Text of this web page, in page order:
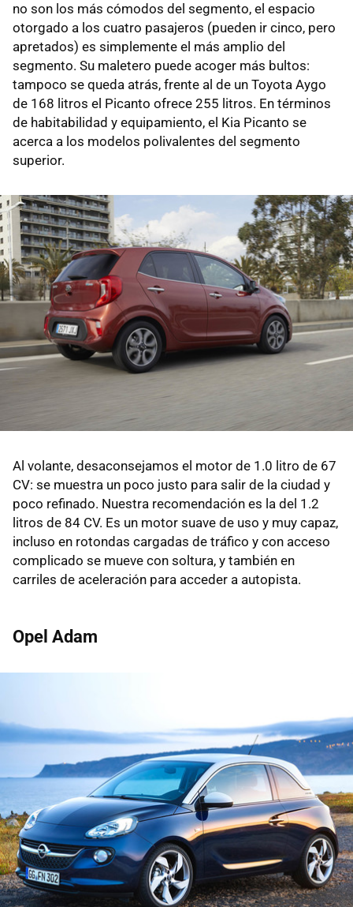
no son los más cómodos del segmento, el espacio
otorgado a los cuatro pasajeros (pueden ir cinco, pero
apretados) es simplemente el más amplio del
segmento. Su maletero puede acoger más bultos:
tampoco se queda atrás, frente al de un Toyota Aygo
de 168 litros el Picanto ofrece 255 litros. En términos
de habitabilidad y equipamiento, el Kia Picanto se
acerca a los modelos polivalentes del segmento
superior.
Al volante, desaconsejamos el motor de 1.0 litro de 67
CV: se muestra un poco justo para salir de la ciudad y
poco refinado. Nuestra recomendación es la del 1.2
litros de 84 CV. Es un motor suave de uso y muy capaz,
incluso en rotondas cargadas de tráfico y con acceso
complicado se mueve con soltura, y también en
carriles de aceleración para acceder a autopista.
Opel Adam